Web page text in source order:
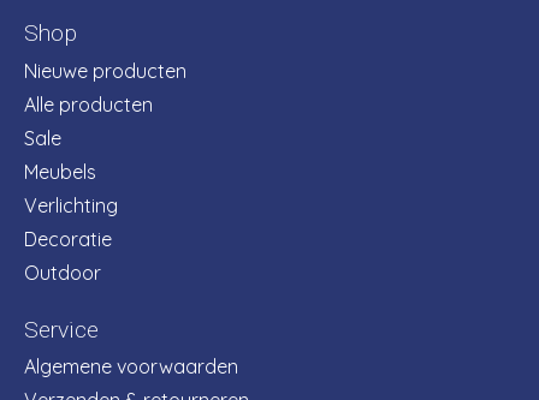
Shop
Nieuwe producten
Alle producten
Sale
Meubels
Verlichting
Decoratie
Outdoor
Service
Algemene voorwaarden